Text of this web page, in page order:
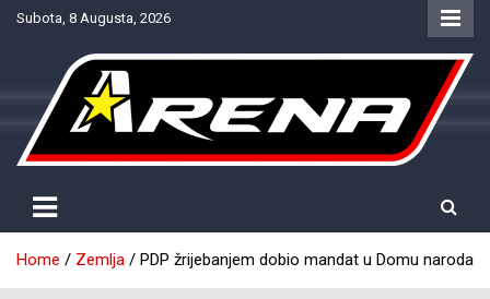
SkipSubota, 8 Augusta, 2026
NTV Arena
Home Zemlja PDP žrijebanjem dobio mandat u Domu naroda